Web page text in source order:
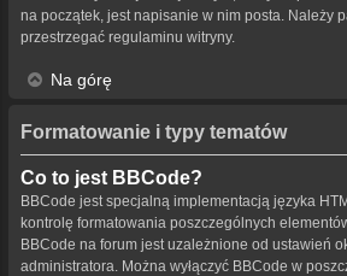
na początek, jest napisanie w nim posta. Należy
przestrzegać regulaminu witryny.
Na górę
Formatowanie i typy tematów
Co to jest BBCode?
BBCode jest specjalną implementacją języka
kontrolę formatowania poszczególnych
BBCode na forum jest uzależnione od ustawień
administratora. Można wyłączyć BBCode w